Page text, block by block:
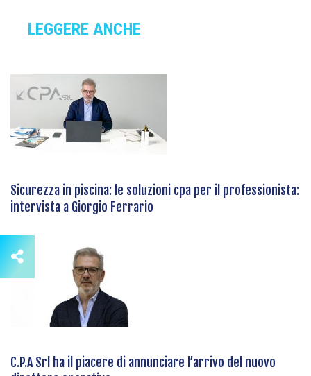
LEGGERE ANCHE
Sicurezza in piscina: le soluzioni cpa per il professionista:
intervista a Giorgio Ferrario
C.P.A Srl ha il piacere di annunciare l’arrivo del nuovo